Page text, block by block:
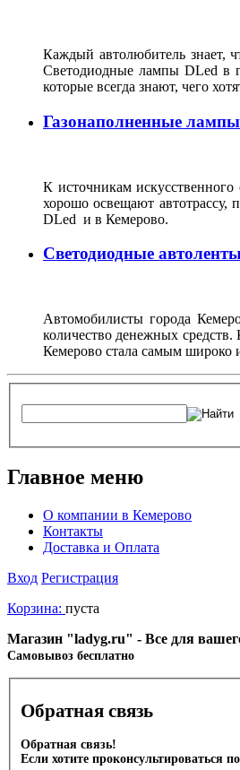
Каждый автолюбитель знает,
Светодиодные лампы DLed в
которые всегда знают, чего
Газонаполненные
К источникам
хорошо освещают автотрассу,
DLed и в Кемерово.
Светодиодные
Автомобилисты города
количество денежных
Кемерово стала самым широко
Главное меню
О компании в Кемерово
Контакты
Доставка и Оплата
Вход Регистрация
Корзина: пуста
Магазин "ladyg.ru" - Все для
Cамовывоз бесплатно
Обратная связь
Обратная связь!
Если хотите проконсультироваться